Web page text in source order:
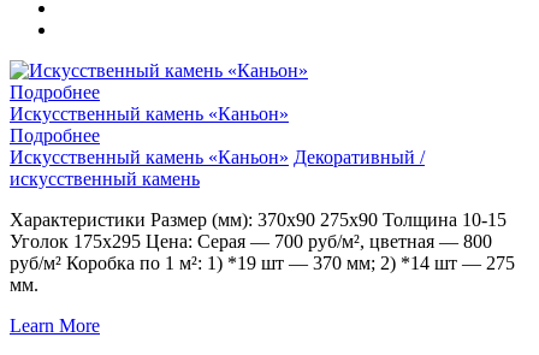
Подробнее
Искусственный камень «Каньон»
Подробнее
Искусственный камень «Каньон» Декоративный /
искусственный камень
Характеристики Размер (мм): 370х90 275х90 Толщина 10-15
Уголок 175х295 Цена: Серая — 700 руб/м², цветная — 800
руб/м² Коробка по 1 м²: 1) *19 шт — 370 мм; 2) *14 шт — 275
мм.
Learn More